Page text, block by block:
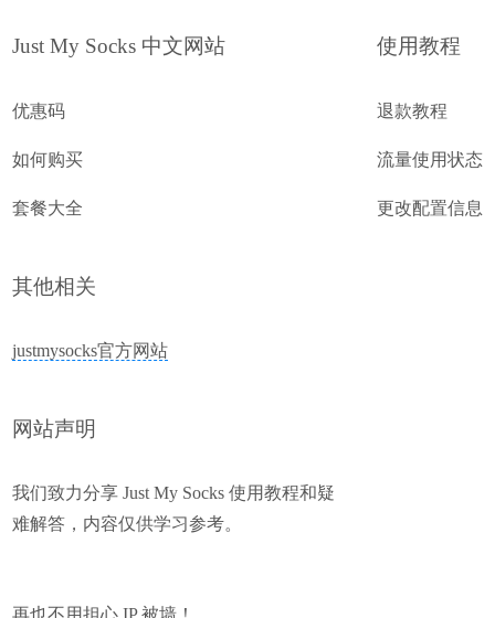
Just My Socks 中文网站
优惠码
如何购买
套餐大全
使用教程
退款教程
流量使用状态
更改配置信息
其他相关
justmysocks官方网站
网站声明
我们致力分享 Just My Socks 使用教程和疑
难解答，内容仅供学习参考。
再也不用担心 IP 被墙！